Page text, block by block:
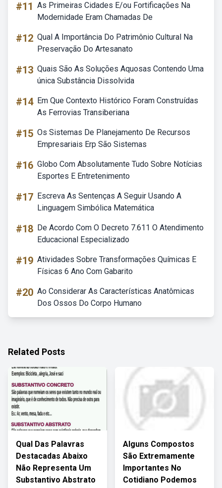
#11 As Primeiras Cidades E/ou Fortificações Na
Modernidade Eram Chamadas De
#12 Qual A Importância Do Patrimônio Cultural Na
Preservação Do Artesanato
#13 Quais São As Soluções Aquosas Contendo Uma
única Substância Dissolvida
#14 Em Que Contexto Histórico Foram Construídas
As Ferrovias Transiberiana
#15 Os Sistemas De Planejamento De Recursos
Empresariais Erp São Sistemas
#16 Globo Com Absolutamente Tudo Sobre Notícias
Esportes E Entretenimento
#17 Escreva As Sentenças A Seguir Usando A
Linguagem Simbólica Matemática
#18 De Acordo Com O Decreto 7.611 O Atendimento
Educacional Especializado
#19 Atividades Sobre Transformações Químicas E
Físicas 6 Ano Com Gabarito
#20 Ao Considerar As Características Anatômicas
Dos Ossos Do Corpo Humano
Related Posts
Qual Das Palavras
Destacadas Abaixo
Não Representa Um
Substantivo Abstrato
Alguns Compostos
São Extremamente
Importantes No
Cotidiano Podemos